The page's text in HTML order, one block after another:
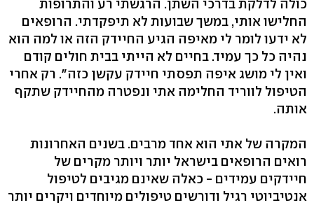
כולה לדלקת בדרכי השתן. הרגשתי רע והתרופות
החלישו אותי, במשך שבועות לא תיפקדתי. הרופאים
לא ידעו לומר לי מאיפה הגיע החיידק הזה או למה הוא
נהיה כל כך עמיד. בחיים לא הייתי בבית חולים קודם
ואין לי מושג איפה תפסתי חיידק עקשן כזה‭."‬ רק אחרי
הטיפול לווריד החלימה אתי ונפטרה מהחיידק שתקף
אותה.
המקרה של אתי הוא אחד מרבים. בשנים האחרונות
רואים הרופאים בישראל יותר ויותר מקרים של
חיידקים עמידים - כאלה שאינם מגיבים לטיפול
אנטיביוטי רגיל ודורשים טיפולים מיוחדים ויקרים יותר